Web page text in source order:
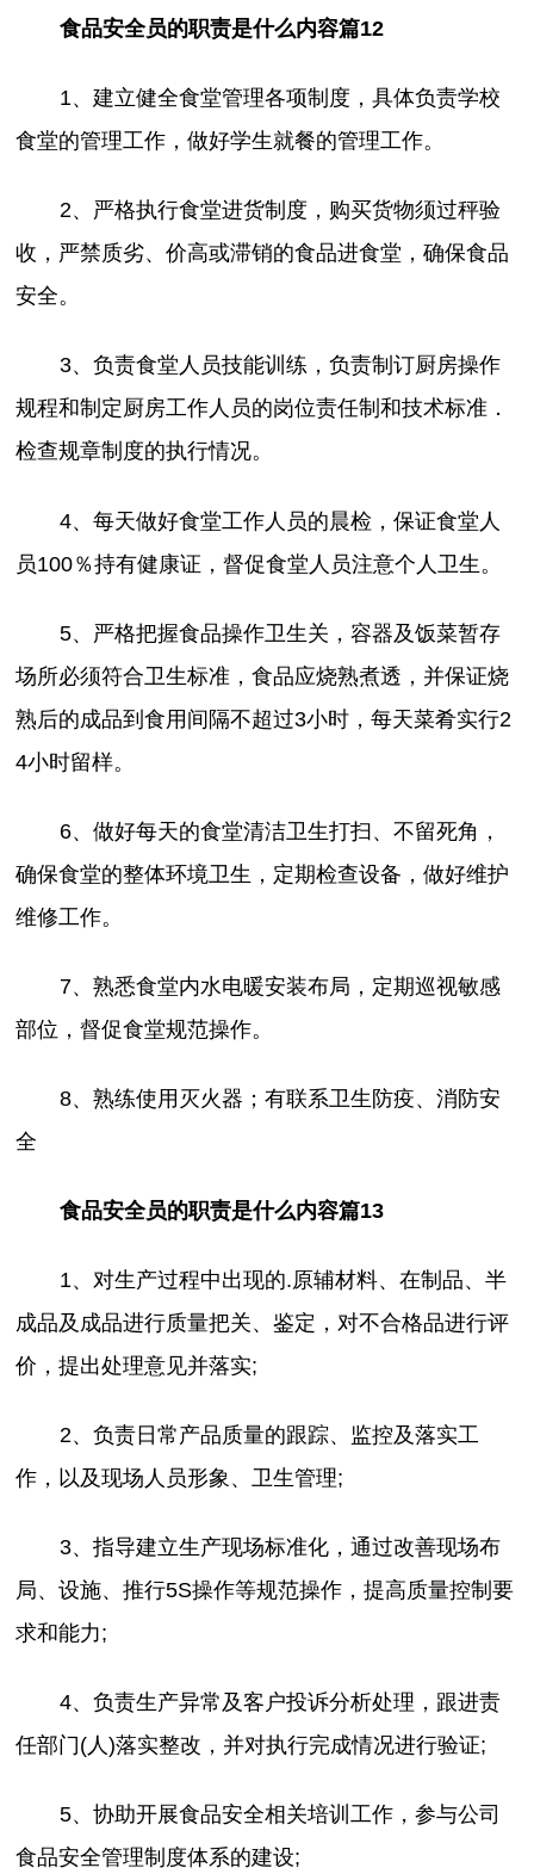
食品安全员的职责是什么内容篇12
1、建立健全食堂管理各项制度，具体负责学校
食堂的管理工作，做好学生就餐的管理工作。
2、严格执行食堂进货制度，购买货物须过秤验
收，严禁质劣、价高或滞销的食品进食堂，确保食品
安全。
3、负责食堂人员技能训练，负责制订厨房操作
规程和制定厨房工作人员的岗位责任制和技术标准．
检查规章制度的执行情况。
4、每天做好食堂工作人员的晨检，保证食堂人
员100％持有健康证，督促食堂人员注意个人卫生。
5、严格把握食品操作卫生关，容器及饭菜暂存
场所必须符合卫生标准，食品应烧熟煮透，并保证烧
熟后的成品到食用间隔不超过3小时，每天菜肴实行2
4小时留样。
6、做好每天的食堂清洁卫生打扫、不留死角，
确保食堂的整体环境卫生，定期检查设备，做好维护
维修工作。
7、熟悉食堂内水电暖安装布局，定期巡视敏感
部位，督促食堂规范操作。
8、熟练使用灭火器；有联系卫生防疫、消防安
全
食品安全员的职责是什么内容篇13
1、对生产过程中出现的.原辅材料、在制品、半
成品及成品进行质量把关、鉴定，对不合格品进行评
价，提出处理意见并落实;
2、负责日常产品质量的跟踪、监控及落实工
作，以及现场人员形象、卫生管理;
3、指导建立生产现场标准化，通过改善现场布
局、设施、推行5S操作等规范操作，提高质量控制要
求和能力;
4、负责生产异常及客户投诉分析处理，跟进责
任部门(人)落实整改，并对执行完成情况进行验证;
5、协助开展食品安全相关培训工作，参与公司
食品安全管理制度体系的建设;